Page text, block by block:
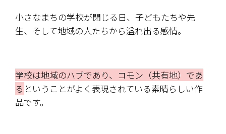
小さなまちの学校が閉じる日、子どもたちや先
生、そして地域の人たちから溢れ出る感情。
学校は地域のハブであり、コモン（共有地）であ
る ということがよく表現されている素晴らしい作
品です。